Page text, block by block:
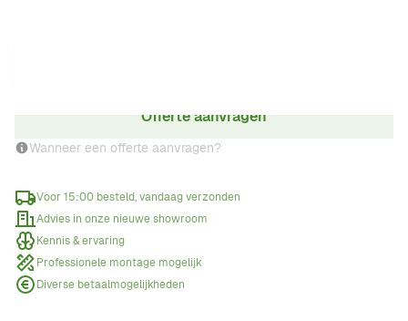
Offerte aanvragen
Wanneer een offerte aanvragen?
Voor 15:00 besteld, vandaag verzonden
Advies in onze nieuwe showroom
Kennis & ervaring
Professionele montage mogelijk
Diverse betaalmogelijkheden